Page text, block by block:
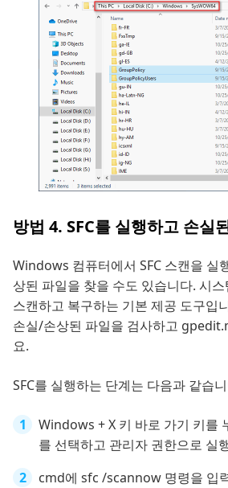
방법 4. SFC를 실행하고 손실
Windows 컴퓨터에서 SFC 스캔을 실
상된 파일을 찾을 수도 있습니다. 시
스캔하고 복구하는 기본 제공 도구입
손실/손상된 파일을 검사하고
요.
SFC를 실행하는 단계는 다음과 같습
Windows + X 키 바로 가기 키를
를 선택하고 관리자 권한으로 실
cmd에 sfc /scannow 명령을 입